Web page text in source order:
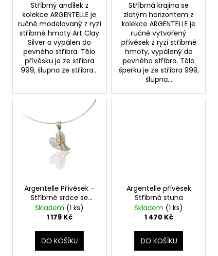
Stříbrný andílek z
kolekce ARGENTELLE je
ručně modelovaný z ryzí
stříbrné hmoty Art Clay
Silver a vypálen do
pevného stříbra. Tělo
přívěsku je ze stříbra
999, šlupna ze stříbra...
Stříbrná krajina se
zlatým horizontem z
kolekce ARGENTELLE je
ručně vytvořený
přívěsek z ryzí stříbrné
hmoty, vypálený do
pevného stříbra. Tělo
šperku je ze stříbra 999,
šlupna...
Argentelle Přívěsek -
Stříbrné srdce se
zlatým akcentem
Skladem (1 ks)
1 179 Kč
DO KOŠÍKU
Argentelle přívěsek
Stříbrná stuha
Skladem (1 ks)
1 470 Kč
DO KOŠÍKU